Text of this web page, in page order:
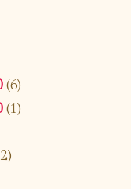
(6)
(1)